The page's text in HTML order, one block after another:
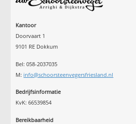
Kantoor
Doorvaart 1
9101 RE Dokkum
Bel: 058-2037035
M: info@schoorsteenvegersfriesland.nl
Bedrijfsinformatie
KvK: 66539854
Bereikbaarheid